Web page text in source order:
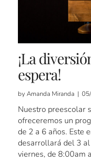
¡La
espera!
by Amanda Miranda |
Nuestro preescolar
ofreceremos un
de 2 a 6 años. Este
desarrollará del 3
viernes, de 8:00am